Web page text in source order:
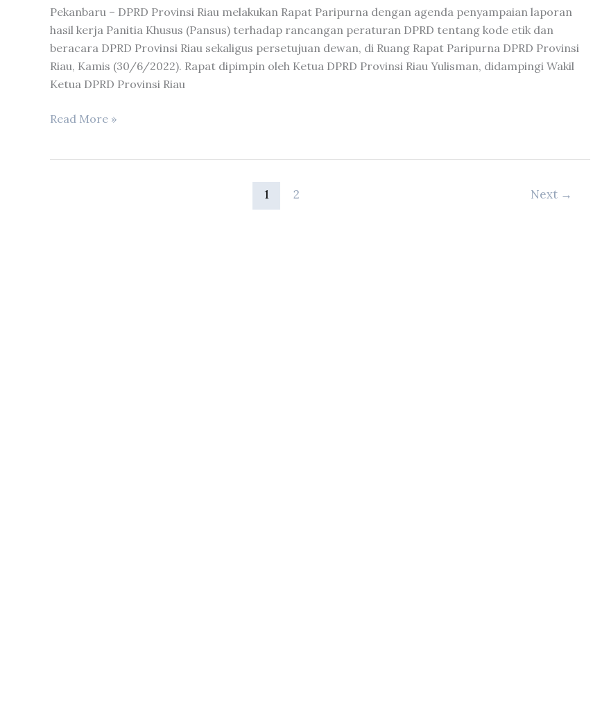
Agenda
Penyampaian
Susunan
Pimpinan
dan
Fraksi
Pekanbaru – DPRD Provinsi Riau melakukan Rapat Paripurna dengan agenda penyampaian laporan
hasil kerja Panitia Khusus (Pansus) terhadap rancangan peraturan DPRD tentang kode etik dan
beracara DPRD Provinsi Riau sekaligus persetujuan dewan, di Ruang Rapat Paripurna DPRD Provinsi
Riau, Kamis (30/6/2022). Rapat dipimpin oleh Ketua DPRD Provinsi Riau Yulisman, didampingi Wakil
Ketua DPRD Provinsi Riau
DPRD
Read More »
1 2 Next →